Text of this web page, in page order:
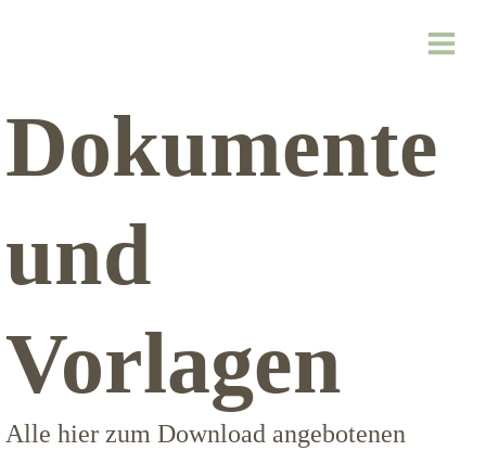
Dokumente
und
Vorlagen
Alle hier zum Download angebotenen